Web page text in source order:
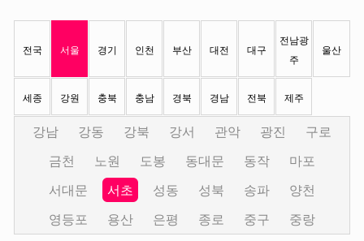
전국 서울 경기 인천 부산 대전 대구
전남광
주
울산
세종 강원 충북 충남 경북 경남 전북 제주
강남 강동 강북 강서 관악 광진
구로
금천
노원 도봉 동대문 동작
마포
서대문
서초 성동 성북 송파
양천
영등포
용산 은평 종로 중구 중랑